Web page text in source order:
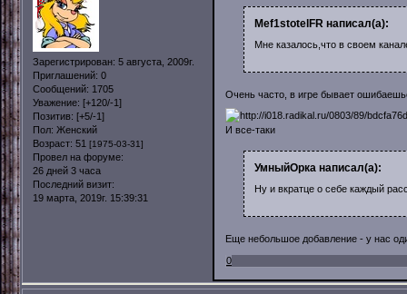
Зарегистрирован: 5 августа, 2009г.
Приглашений: 0
Сообщений: 1705
Уважение: [+120/-1]
Позитив: [+5/-1]
Пол: Женский
Возраст: 51 [1975-03-31]
Провел на форуме:
26 дней 3 часа
Последний визит:
19 марта, 2019г. 15:39:31
Mef1stotelFR написал(а):
Мне казалось,что в своем
Очень часто, в игре бывает
И все-таки
УмныйОрка написал(а):
Ну и вкратце о себе каждый
Еще небольшое добавление - у нас
0